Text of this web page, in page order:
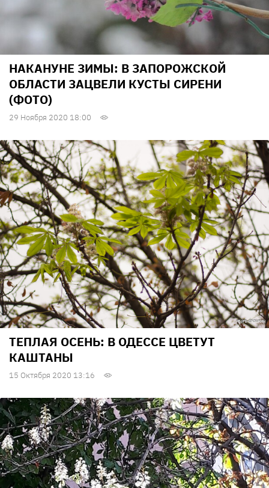
НАКАНУНЕ ЗИМЫ: В ЗАПОРОЖСКОЙ
ОБЛАСТИ ЗАЦВЕЛИ КУСТЫ СИРЕНИ
(ФОТО)
29 Ноября 2020 18:00
ТЕПЛАЯ ОСЕНЬ: В ОДЕССЕ ЦВЕТУТ
КАШТАНЫ
15 Октября 2020 13:16